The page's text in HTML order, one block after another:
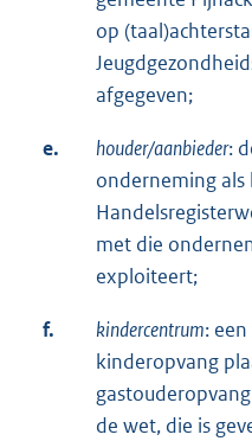
op
afgegeven;
e. houder/aanbieder:
onderneming als
met die
exploiteert;
f. kindercentrum:
kinderopvang
de wet, die is